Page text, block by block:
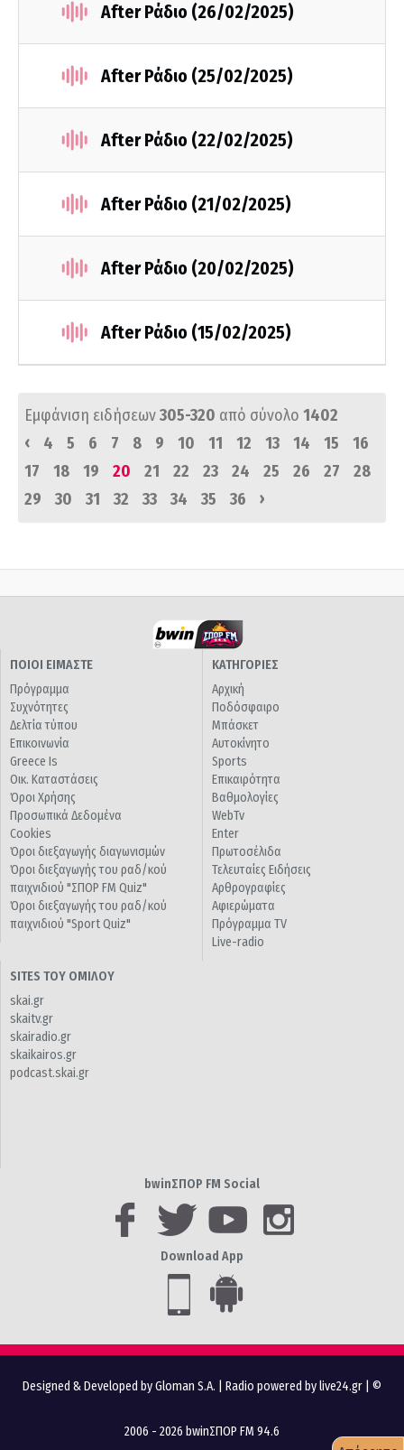
After Ράδιο (26/02/2025)
After Ράδιο (25/02/2025)
After Ράδιο (22/02/2025)
After Ράδιο (21/02/2025)
After Ράδιο (20/02/2025)
After Ράδιο (15/02/2025)
Εμφάνιση ειδήσεων305-320 από σύνολο 1402
‹
4 5 6 7 8 9 10 11 12 13 14 15
16
17
18 19 20 21 22 23 24 25 26 27
28
29
30 31 32 33 34 35 36 ›
ΠΟΙΟΙ ΕΙΜΑΣΤΕ
Πρόγραμμα
Συχνότητες
Δελτία τύπου
Επικοινωνία
Greece Is
Οικ. Καταστάσεις
Όροι Χρήσης
Προσωπικά Δεδομένα
Cookies
Όροι διεξαγωγής διαγωνισμών
Όροι διεξαγωγής του ραδ/κού
παιχνιδιού "ΣΠΟΡ FM Quiz"
Όροι διεξαγωγής του ραδ/κού
παιχνιδιού "Sport Quiz"
ΚΑΤΗΓΟΡΙΕΣ
Αρχική
Ποδόσφαιρο
Μπάσκετ
Αυτοκίνητο
Sports
Επικαιρότητα
Βαθμολογίες
WebTv
Enter
Πρωτοσέλιδα
Τελευταίες Ειδήσεις
Αρθρογραφίες
Αφιερώματα
Πρόγραμμα TV
Live-radio
SITES ΤΟΥ ΟΜΙΛΟΥ
skai.gr
skaitv.gr
skairadio.gr
skaikairos.gr
podcast.skai.gr
bwinΣΠΟΡ FM Social
Download App
Designed & Developed by Gloman S.A. Radio powered by live24.gr | ©
2006 - 2026 bwinΣΠΟΡ FM 94.6